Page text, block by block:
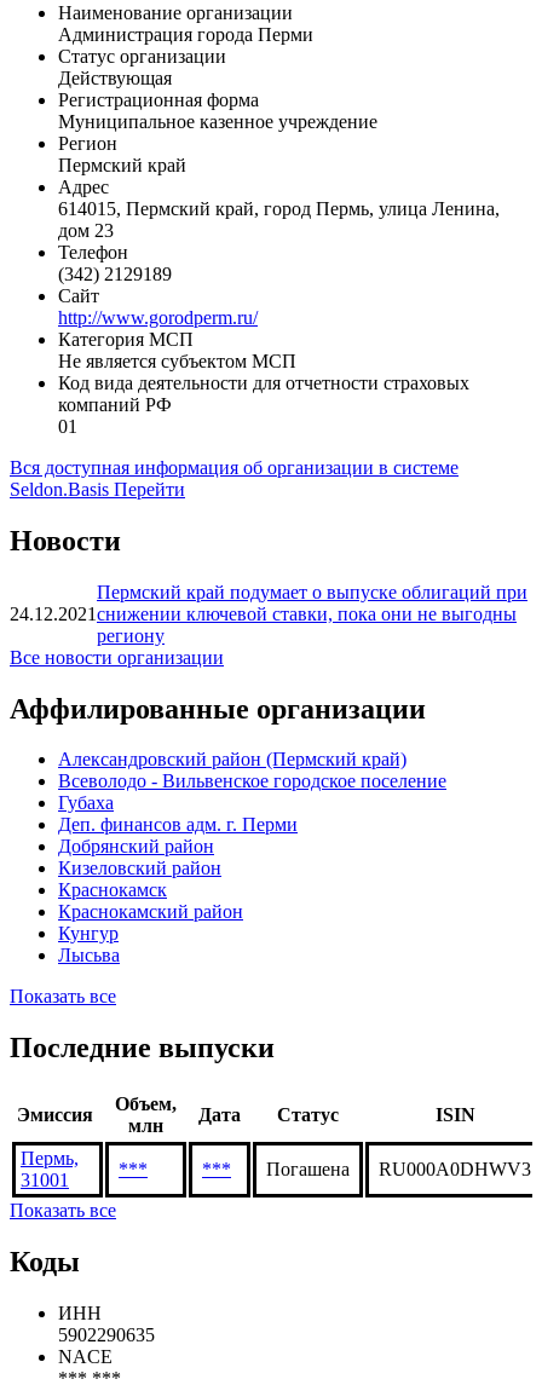
Наименование организации
Администрация города Перми
Статус организации
Действующая
Регистрационная форма
Муниципальное казенное учреждение
Регион
Пермский край
Адрес
614015, Пермский край, город Пермь, улица Ленина,
дом 23
Телефон
(342) 2129189
Сайт
http://www.gorodperm.ru/
Категория МСП
Не является субъектом МСП
Код вида деятельности для отчетности страховых
компаний РФ
01
Вся доступная информация об организации в системе
Seldon.Basis Перейти
Новости
24.12.2021
Пермский край подумает о выпуске облигаций при
снижении ключевой ставки, пока они не выгодны
региону
Все новости организации
Аффилированные организации
Александровский район (Пермский край)
Всеволодо - Вильвенское городское поселение
Губаха
Деп. финансов адм. г. Перми
Добрянский район
Кизеловский район
Краснокамск
Краснокамский район
Кунгур
Лысьва
Показать все
Последние выпуски
Эмиссия
Объем,
млн
Дата Статус ISIN
Пермь,
31001
*** *** Погашена
RU000A0DHWV3
Показать все
Коды
ИНН
5902290635
NACE
*** ***